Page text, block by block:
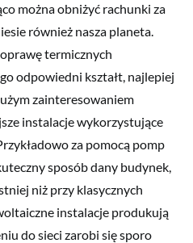
można obniżyć rachunki za
również nasza planeta.
termicznych
odpowiedni kształt, najlepiej
zainteresowaniem
instalacje wykorzystujące
za pomocą pomp
sposób dany budynek,
niż przy klasycznych
instalacje produkują
do sieci zarobi się sporo